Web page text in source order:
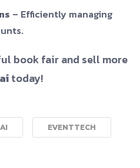
– Efficiently managing
book fair and sell more
today!
EVENTTECH